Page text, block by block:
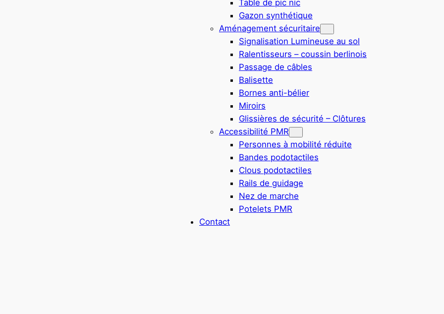
Table de pic nic
Gazon synthétique
Aménagement sécuritaire
Signalisation Lumineuse au sol
Ralentisseurs – coussin berlinois
Passage de câbles
Balisette
Bornes anti-bélier
Miroirs
Glissières de sécurité – Clôtures
Accessibilité PMR
Personnes à mobilité réduite
Bandes podotactiles
Clous podotactiles
Rails de guidage
Nez de marche
Potelets PMR
Contact